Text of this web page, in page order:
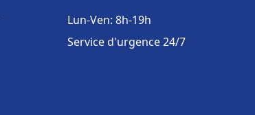
Lun-Ven: 8h-19h
Service d'urgence 24/7